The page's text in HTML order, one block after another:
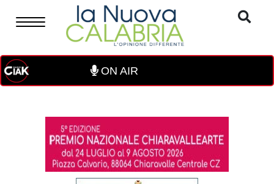
ON AIR